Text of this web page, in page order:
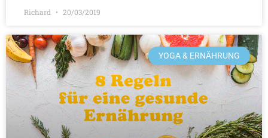
Richard 20/03/2019
YOGA & ERNÄHRUNG